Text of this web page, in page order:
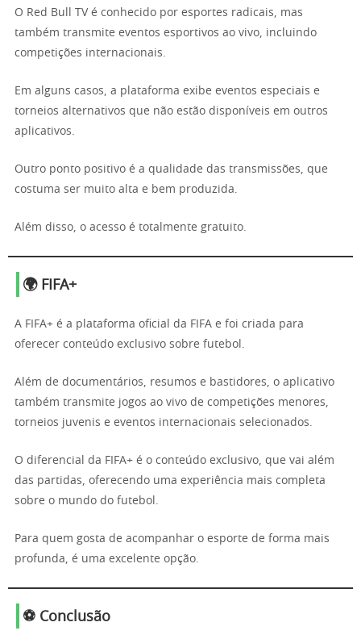
O Red Bull TV é conhecido por esportes radicais, mas
também transmite eventos esportivos ao vivo, incluindo
competições internacionais.
Em alguns casos, a plataforma exibe eventos especiais e
torneios alternativos que não estão disponíveis em outros
aplicativos.
Outro ponto positivo é a qualidade das transmissões, que
costuma ser muito alta e bem produzida.
Além disso, o acesso é totalmente gratuito.
🌍 FIFA+
A FIFA+ é a plataforma oficial da FIFA e foi criada para
oferecer conteúdo exclusivo sobre futebol.
Além de documentários, resumos e bastidores, o aplicativo
também transmite jogos ao vivo de competições menores,
torneios juvenis e eventos internacionais selecionados.
O diferencial da FIFA+ é o conteúdo exclusivo, que vai além
das partidas, oferecendo uma experiência mais completa
sobre o mundo do futebol.
Para quem gosta de acompanhar o esporte de forma mais
profunda, é uma excelente opção.
⚽ Conclusão